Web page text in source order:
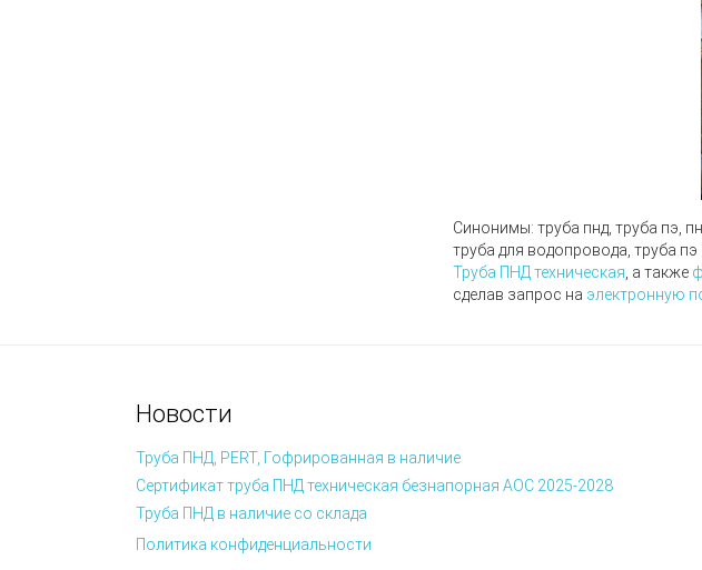
Синонимы: труба пнд, труба пэ,
труба для водопровода, труба
Труба ПНД техническая , а также
сделав запрос на электронную
Новости
Труба ПНД, PERT, Гофрированная в наличие
Сертификат труба ПНД техническая безнапорная АОС 2025-2028
Труба ПНД в наличие со склада
Политика конфиденциальности